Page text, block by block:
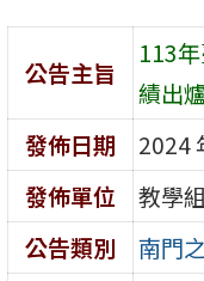
公告主旨
113
績出
發佈日期
2024
發佈單位
教學組
公告類別
南門